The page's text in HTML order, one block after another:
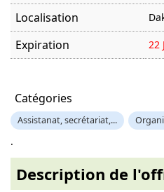
Localisation
Expiration 22
Catégories
Assistanat, secrétariat,...
.
Description de